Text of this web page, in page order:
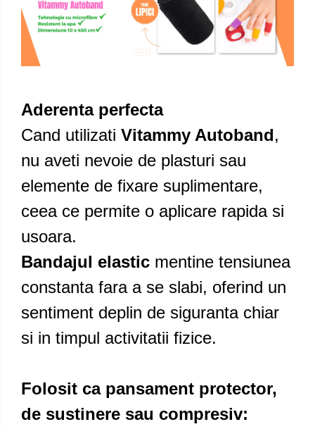
Aderenta perfecta
Cand utilizati Vitammy Autoband,
nu aveti nevoie de plasturi sau
elemente de fixare suplimentare,
ceea ce permite o aplicare rapida si
usoara.
Bandajul elastic mentine tensiunea
constanta fara a se slabi, oferind un
sentiment deplin de siguranta chiar
si in timpul activitatii fizice.
Folosit ca pansament protector,
de sustinere sau compresiv: